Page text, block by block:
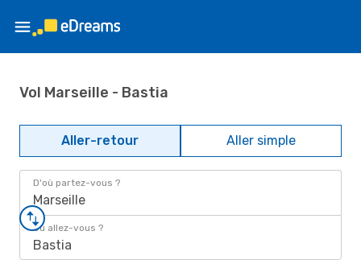
Vol Marseille - Bastia
Aller-retour Aller simple
D'où partez-vous ?
Marseille
Où allez-vous ?
Bastia